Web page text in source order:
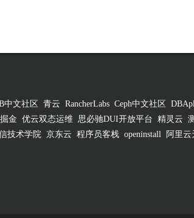
中文社区 青云 RancherLabs Ceph中文社区
掘金 优云双态运维 思必驰DUI开放平台 精灵云
技术学院 京东云 程序员客栈 openinstall 阿里云